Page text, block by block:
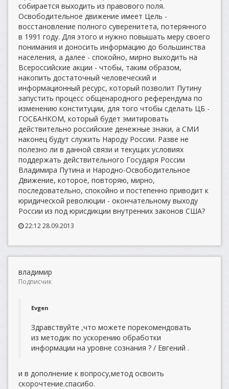
собирается выходить из правового поля.
Освободительное движение имеет Цель -
восстановление полного суверенитета, потерянного
в 1991 году. Для этого и нужно повышать меру своего
понимания и доносить информацию до большинства
населения, а далее - спокойно, мирно выходить на
Всероссийские акции - чтобы, таким образом,
накопить достаточный человеческий и
информационный ресурс, который позволит Путину
запустить процесс общенародного референдума по
изменению конституции, для того чтобы сделать ЦБ -
ГОСБАНКОМ, который будет эмитировать
действительно российские денежные знаки, а СМИ
наконец будут служить Народу России. Разве не
полезно ли в данной связи и текущих условиях
поддержать действительного Государя России
Владимира Путина и Народно-Освободительное
Движение, которое, повторяю, мирно,
последовательно, спокойно и постепенно приводит к
юридической революции - окончательному выходу
России из под юрисдикции внутренних законов США?
22:12 28.09.2013
владимир
Подписчик
Evgen
Здравствуйте ,что можете порекомендовать
из методик по ускорению обработки
информации на уровне сознания ? / Евгений .
и в дополнение к вопросу,метод освоить
скорочтение.спасибо.